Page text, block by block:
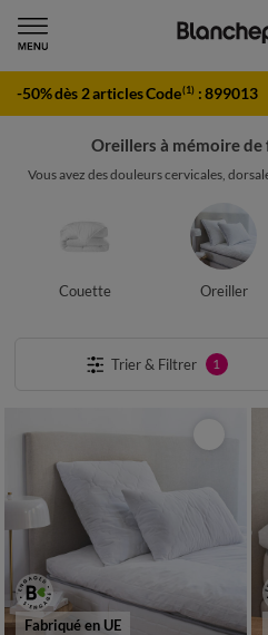
-50% dès 2 articles Code(1) :899013
Oreillers à mémoire
Vous avez des douleurs cervicales,
Couette Oreiller
Trier & Filtrer 1
Fabriqué en UE